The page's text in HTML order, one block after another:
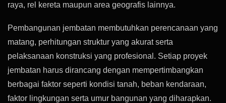
raya, rel kereta maupun area geografis lainnya.
Pembangunan jembatan membutuhkan perencanaan yang
matang, perhitungan struktur yang akurat serta
pelaksanaan konstruksi yang profesional. Setiap proyek
jembatan harus dirancang dengan mempertimbangkan
berbagai faktor seperti kondisi tanah, beban kendaraan,
faktor lingkungan serta umur bangunan yang diharapkan.